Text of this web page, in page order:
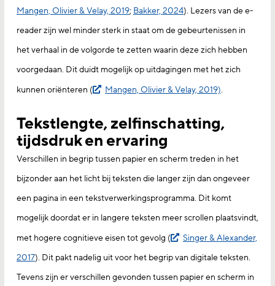
Mangen, Olivier & Velay, 2019; Bakker, 2024). Lezers van de e-
reader zijn wel minder sterk in staat om de gebeurtenissen in
het verhaal in de volgorde te zetten waarin deze zich hebben
voorgedaan. Dit duidt mogelijk op uitdagingen met het zich
kunnen oriënteren (
Mangen, Olivier & Velay, 2019).
Tekstlengte, zelfinschatting,
tijdsdruk en ervaring
Verschillen in begrip tussen papier en scherm treden in het
bijzonder aan het licht bij teksten die langer zijn dan ongeveer
een pagina in een tekstverwerkingsprogramma. Dit komt
mogelijk doordat er in langere teksten meer scrollen plaatsvindt,
met hogere cognitieve eisen tot gevolg (
Singer & Alexander,
2017). Dit pakt nadelig uit voor het begrip van digitale teksten.
Tevens zijn er verschillen gevonden tussen papier en scherm in